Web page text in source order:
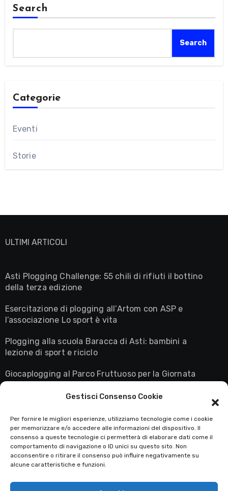
Gestisci Consenso Cookie
Per fornire le migliori esperienze, utilizziamo tecnologie come i cookie
per memorizzare e/o accedere alle informazioni del dispositivo. Il
consenso a queste tecnologie ci permetterà di elaborare dati come il
comportamento di navigazione o ID unici su questo sito. Non
acconsentire o ritirare il consenso può influire negativamente su
alcune caratteristiche e funzioni.
Search
Search
Categorie
Eventi
Storie
ULTIMI ARTICOLI
Asti Plogging Challenge: 55 chili di rifiuti il bottino
della terza edizione
Esercitazione di plogging all’Artom con ASP e
l’associazione Lo sport è vita
Plogging alla scuola Baracca di Asti: bambini a
lezione di sport e riciclo
Giocaplogging al Parco Fruttuoso per la Giornata
fluo conquista il palcoscenico nazionale
Asti Plogging
Il sito degli Ecorunner's Astigiani